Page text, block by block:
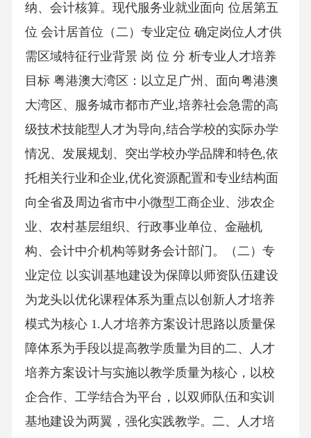
纳、会计核算。现代服务业就业面向 位居第五
位 会计居首位（二）专业定位 确定岗位人才供
需区域特征行业背景 岗 位 分 析专业人才培养
目标 粤港澳大湾区：以立足广州、面向粤港澳
大湾区、服务城市都市产业,培养社会急需的高
级技术技能型人才为导向,结合学校的实际办学
情况、发展规划、突出学校办学品牌和特色,依
托相关行业和企业,优化资源配置和专业结构面
向全省及周边省市中小微型工商企业、涉农企
业、农村基层组织、行政事业单位、金融机
构、会计中介机构等财务会计部门。（二）专
业定位 以实训基地建设为保障以师资队伍建设
为龙头以优化课程体系为重点以创新人才培养
模式为核心 1.人才培养方案设计思路以质量保
障体系为手段以提高教学质量为目的二、人才
培养方案设计与实施以教学质量为核心，以校
企合作、工学结合为平台，以双师队伍和实训
基地建设为两翼，强化实践教学。二、人才培